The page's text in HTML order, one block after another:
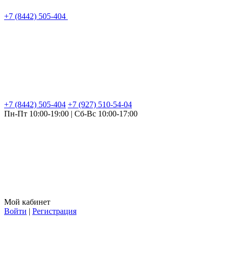
+7 (8442) 505-404
+7 (8442) 505-404 +7 (927) 510-54-04
Пн-Пт 10:00-19:00 | Сб-Вс 10:00-17:00
Мой кабинет
Войти | Регистрация